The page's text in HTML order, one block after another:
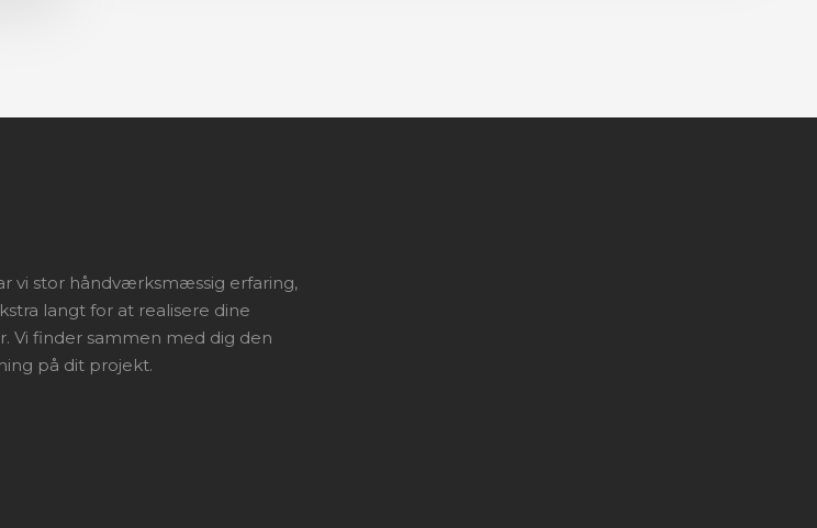
vi stor håndværksmæssig erfaring,
langt for at realisere dine
Vi finder sammen med dig den
på dit projekt.